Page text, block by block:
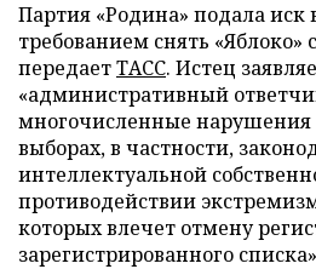
Партия «Родина» подала иск
требованием снять «Яблоко»
передаетТАСС. Истец
«административный
многочисленные нарушения
выборах, в частности,
интеллектуальной
противодействии
которых влечет отмену
зарегистрированного